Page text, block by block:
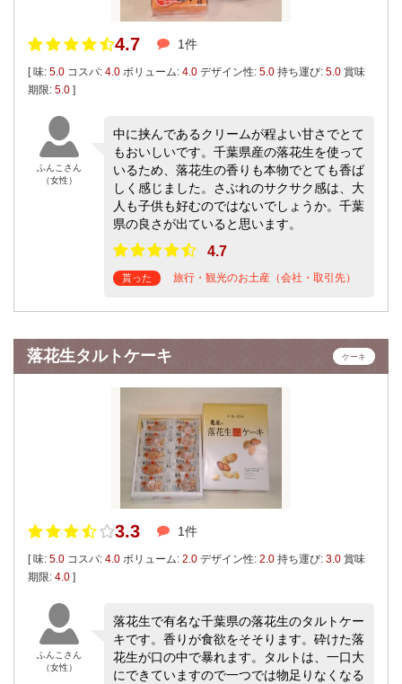
4.7 1件
[ 味: 5.0 コスパ: 4.0 ボリューム: 4.0 デザイン性: 5.0 持ち運び: 5.0 賞味
期限: 5.0 ]
ふんこさん
（女性）
中に挟んであるクリームが程よい甘さでとて
もおいしいです。千葉県産の落花生を使って
いるため、落花生の香りも本物でとても香ば
しく感じました。さぶれのサクサク感は、大
人も子供も好むのではないでしょうか。千葉
県の良さが出ていると思います。
4.7
貰った 旅行・観光のお土産（会社・取引先）
落花生タルトケーキ ケーキ
3.3 1件
[ 味: 5.0 コスパ: 4.0 ボリューム: 2.0 デザイン性: 2.0 持ち運び: 3.0 賞味
期限: 4.0 ]
ふんこさん
（女性）
落花生で有名な千葉県の落花生のタルトケー
キです。香りが食欲をそそります。砕けた落
花生が口の中で暴れます。タルトは、一口大
にできていますので一つでは物足りなくなる